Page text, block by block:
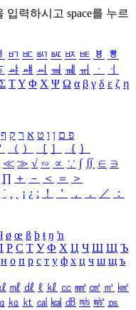
입력하시고 space를 누르
ㅲ ㅳ ㅴ ㅵ ㅶ ㅷ ㅸ
ㅹ
ㆇ ㆈ ㆉ ㆊ ㆋ ㆌ ㆍ
ㆎ
Σ ΤΥ Φ Χ Ψ Ω α β γ δ ε ζ η
פ ם ן ו ט א ר ק ף
（ ） ［ ］ ｛ ｝
≪ ≫ √ ∽ ∝ ∵ ∫ ∬ ∈ ∋
∏ ＋ － ＜ ＝
＞
˙ ¸ ¡ ¿ ː ！ ＇ ， ． ／
：
ł ø œ ß þ ŧ ŋ ŉ
Р С Т У Ф Х Ц Ч Ш Щ Ъ
н о п р с т у ф х ц ч ш щ ъ
㎖ ㎗ ℓ ㎘ ㏄ ㎣ ㎤ ㎥ ㎦
㎏ ㏏ ㎈ ㎉ ㏈ ㎧ ㎨ ㎰